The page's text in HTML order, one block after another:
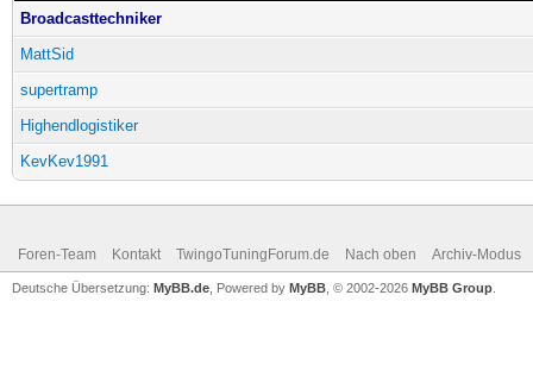
Broadcasttechniker
MattSid
supertramp
Highendlogistiker
KevKev1991
Foren-Team Kontakt TwingoTuningForum.de Nach oben Archiv-Modus
Deutsche Übersetzung: MyBB.de , Powered by MyBB , © 2002-2026 MyBB Group